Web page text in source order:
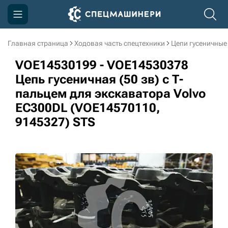
Главная страница Ходовая часть спецтехники Цепи гусеничные
VOE14530199 - VOE14530378
Цепь гусеничная (50 зв) c Т-
пальцем для экскаватора Volvo
EC300DL (VOE14570110,
9145327) STS
Компания
Акции
Доставка и оплата
Информация
3D тур по производству
3D тур по складам
sksale@skdst.ru